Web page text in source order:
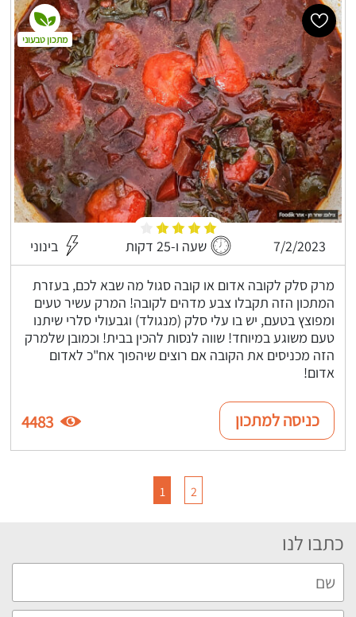
7/2/2023 שעה ו-25 דקות בינוני
מרק סלק לקובה אדום או קובה סגול מה שבא לכם, בעזרת
המתכון הזה תקבלו צבע מדהים לקובה! המרק עשיר טעים
ומפוצץ בטעם, יש בו עלי סלק (מנגולד) וגבעולי סלרי שיתנו
טעם משוגע במיוחד! שווה לנסות להכין בבית! וכמובן שלמרק
הזה מכניסים את הקובה אם רוצים שיהפוך אח"כ לאדום
אדום!
מתכון טבעוני
כניסה למתכון 4483
1 2
כתבו לנו